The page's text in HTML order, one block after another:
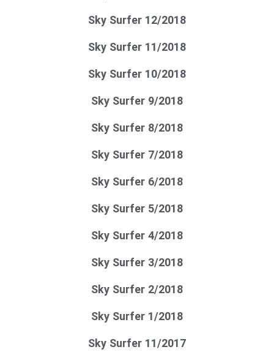
Sky Surfer 12/2018
Sky Surfer 11/2018
Sky Surfer 10/2018
Sky Surfer 9/2018
Sky Surfer 8/2018
Sky Surfer 7/2018
Sky Surfer 6/2018
Sky Surfer 5/2018
Sky Surfer 4/2018
Sky Surfer 3/2018
Sky Surfer 2/2018
Sky Surfer 1/2018
Sky Surfer 11/2017